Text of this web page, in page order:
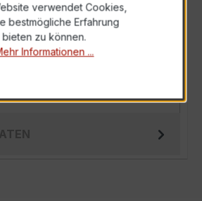
WSK 40 15/1A 10VA
hochpräziser
verwendet Cookies,
bestmögliche Erfahrung
bieten zu können.
Informationen ...